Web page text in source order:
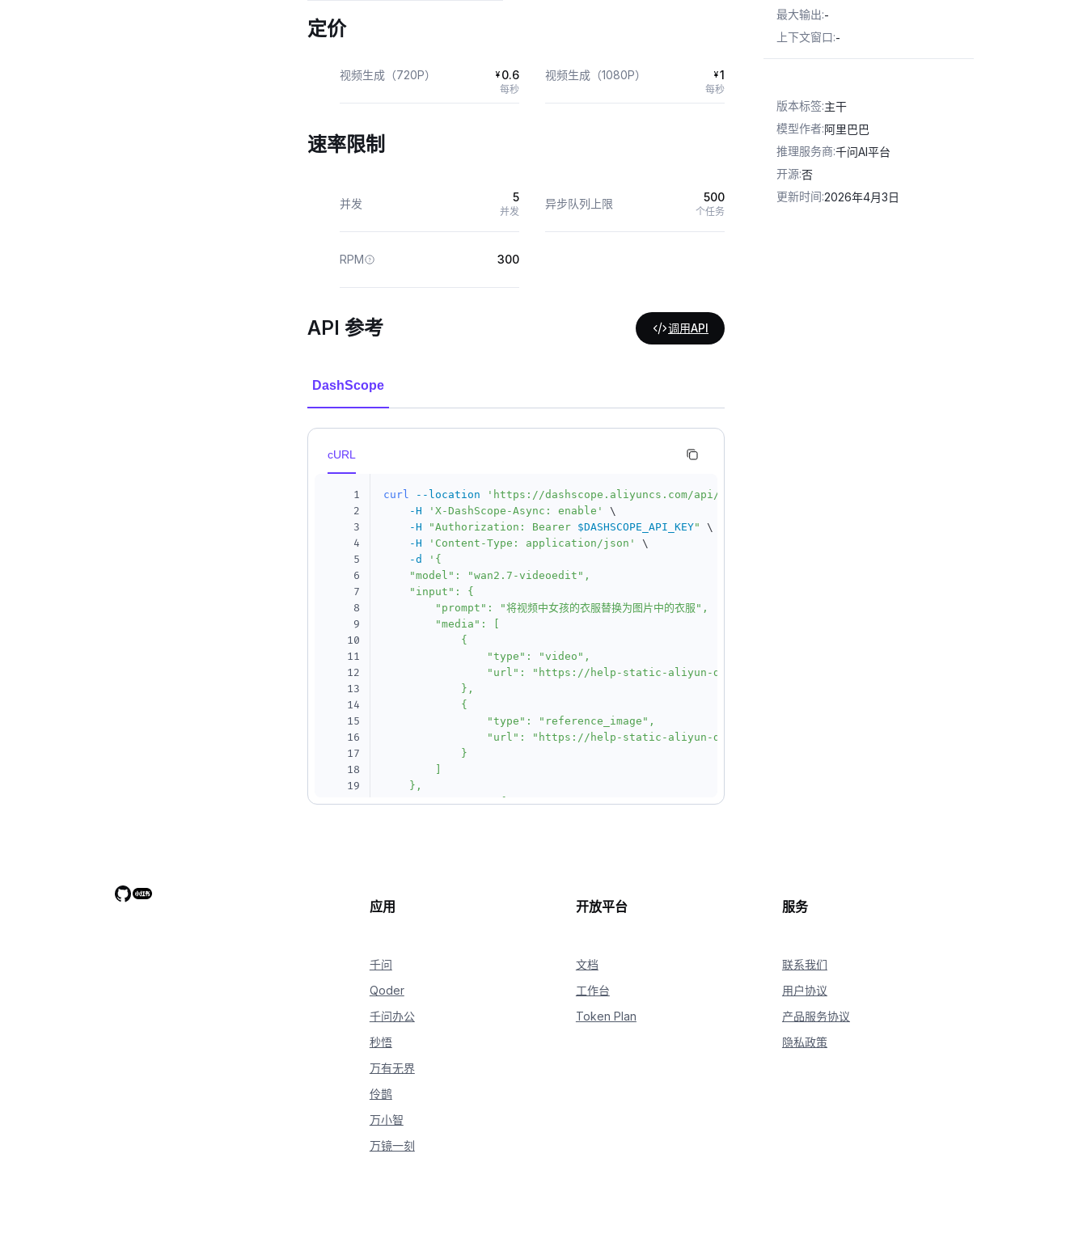
定价
视频生成（720P） ¥ 0.6
每秒
视频生成（1080P） ¥1
每秒
速率限制
并发 5
并发
异步队列上限 500
个任务
RPM 300
API 参考 调用API
DashScope
cURL
1
2
3
4
5
6
7
8
9
10
11
12
13
14
15
16
17
18
19
20
curl --location 'https://dashscope.aliyuncs.com/api/v1/services/aigc/video-generation/video-synthesis'
-H
'X-DashScope-Async: enable'
\
-H
"Authorization: Bearer $DASHSCOPE_API_KEY"
\
-H
'Content-Type: application/json'
\
-d
'{
    "model": "wan2.7-videoedit",
    "input": {
        "prompt": "将视频中女孩的衣服替换为图片中的衣服",
        "media": [
            {
                "type": "video",
"url": "https://help-static-aliyun-doc.aliyuncs.com/file-manage-files/zh-CN/20260403/nlspwm/
            },
            {
                "type": "reference_image",
"url": "https://help-static-aliyun-doc.aliyuncs.com/file-manage-files/zh-CN/20260402/
            }
    },
    "parameters": {
最大输出:-
上下文窗口:-
版本标签:主干
模型作者:阿里巴巴
推理服务商:千问AI平台
开源:否
更新时间:2026年4月3日
应用
千问
Qoder
千问办公
秒悟
万有无界
伶鹊
万小智
万镜一刻
开放平台
文档
工作台
Token Plan
服务
联系我们
用户协议
产品服务协议
隐私政策